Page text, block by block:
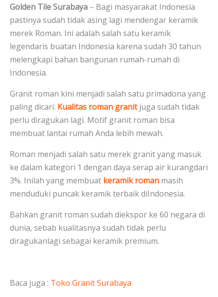
Golden Tile Surabaya – Bagi masyarakat Indonesia
pastinya sudah tidak asing lagi mendengar keramik
merek Roman. Ini adalah salah satu keramik
legendaris buatan Indonesia karena sudah 30 tahun
melengkapi bahan bangunan rumah-rumah di
Indonesia.
Granit roman kini menjadi salah satu primadona yang
paling dicari. Kualitas roman granitjuga sudah tidak
perlu diragukan lagi. Motif granit roman bisa
membuat lantai rumah Anda lebih mewah.
Roman menjadi salah satu merek granit yang masuk
ke dalam kategori 1 dengan daya serap air kurangdari
3%. Inilah yang membuat keramik roman masih
menduduki puncak keramik terbaik diIndonesia.
Bahkan granit roman sudah diekspor ke 60 negara di
dunia, sebab kualitasnya sudah tidak perlu
diragukanlagi sebagai keramik premium.
Baca juga : Toko Granit Surabaya